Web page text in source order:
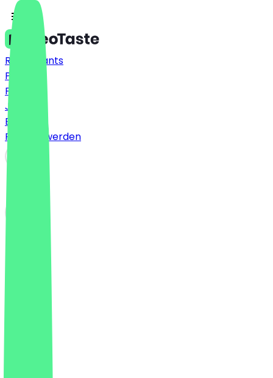
Restaurants
Preise
FAQ
Jobs
Blog
Partner werden